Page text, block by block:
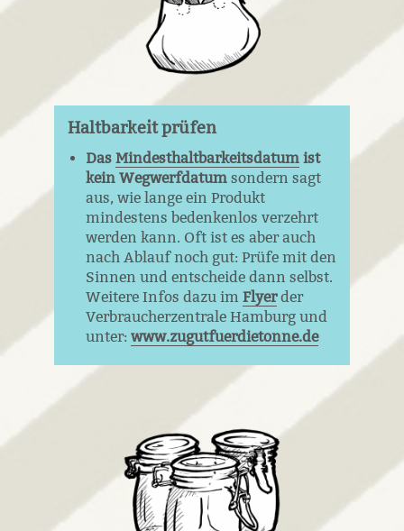
Haltbarkeit prüfen
Das Mindesthaltbarkeitsdatumist
kein Wegwerfdatum sondern sagt
aus, wie lange ein Produkt
mindestens bedenkenlos verzehrt
werden kann. Oft ist es aber auch
nach Ablauf noch gut: Prüfe mit den
Sinnen und entscheide dann selbst.
Weitere Infos dazu im Flyerder
Verbraucherzentrale Hamburg und
unter: www.zugutfuerdietonne.de